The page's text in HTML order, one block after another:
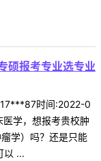
硕报考专业选专业
时间:2022-0
学，想报考贵校肿
学）吗？还是只能
以 ...